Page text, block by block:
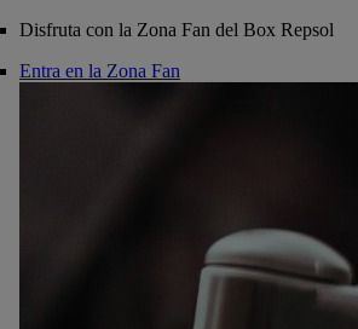
Disfruta con la Zona Fan del Box Repsol
Entra en la Zona Fan